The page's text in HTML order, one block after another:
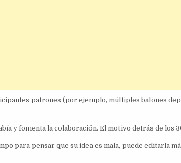
patrones (por ejemplo, múltiples balones
y fomenta la colaboración. El motivo detrás de los
para pensar que su idea es mala, puede editarla